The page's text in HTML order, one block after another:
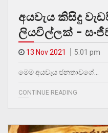
අයවැය කිසිදු
ලියවිල්ලක් –
13 Nov 2021 5.01 pm
මෙම අයවැය ජනතාවගේ…
CONTINUE READING